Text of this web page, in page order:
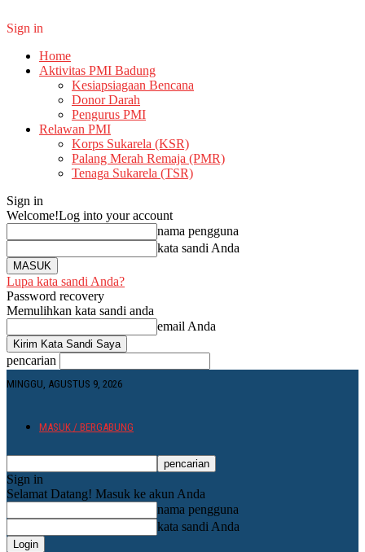
Sign in
Home
Aktivitas PMI Badung
Kesiapsiagaan Bencana
Donor Darah
Pengurus PMI
Relawan PMI
Korps Sukarela (KSR)
Palang Merah Remaja (PMR)
Tenaga Sukarela (TSR)
Sign in
Welcome!Log into your account
nama pengguna
kata sandi Anda
Lupa kata sandi Anda?
Password recovery
Memulihkan kata sandi anda
email Anda
pencarian
MINGGU, AGUSTUS 9, 2026
MASUK / BERGABUNG
Sign in
Selamat Datang! Masuk ke akun Anda
nama pengguna
kata sandi Anda